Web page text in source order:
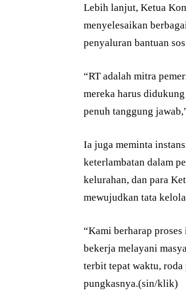
Lebih lanjut, Ketua
menyelesaikan
penyaluran bantuan
“RT adalah mitra
mereka harus
penuh tanggung
Ia juga meminta
keterlambatan dalam
kelurahan, dan para
mewujudkan tata
“Kami berharap proses
bekerja melayani
terbit tepat waktu,
pungkasnya.(sin/klik)